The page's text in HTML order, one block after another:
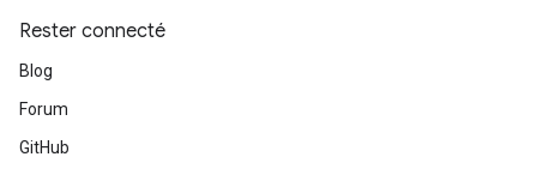
Rester connecté
Blog
Forum
GitHub